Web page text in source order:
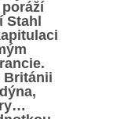
Stahl
Británii